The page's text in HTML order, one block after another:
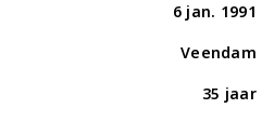
6 jan. 1991
Veendam
35 jaar